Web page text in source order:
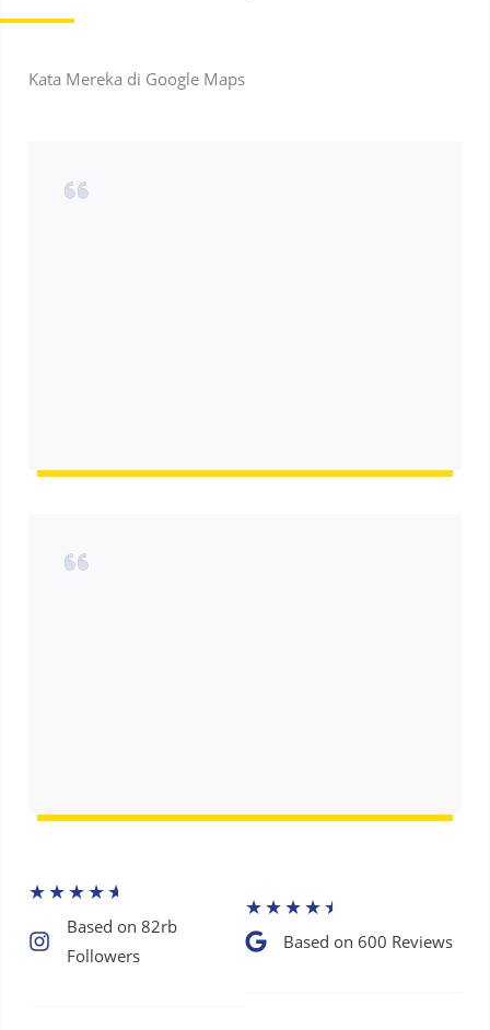
Kata Mereka di Google Maps
★★★★★
Based on 82rb
Followers​
★★★★★
Based on 600 Reviews​